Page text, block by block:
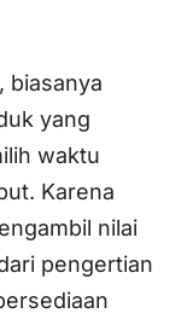
biasanya
yang
waktu
Karena
nilai
pengertian